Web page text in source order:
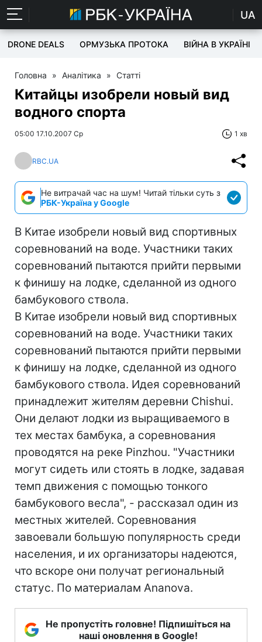
UA
DRONE DEALS ОРМУЗЬКА ПРОТОКА ВІЙНА В УКРАЇНІ
Головна » Аналітика » Статті
Китайцы изобрели новый вид
водного спорта
05:00 17.10.2007 Ср 1 хв
RBC.UA
Не витрачай час на шум! Читай тільки суть з
РБК-Україна у Google
В Китае изобрели новый вид спортивных
соревнований на воде. Участники таких
соревнований пытаются прийти первыми
к финишу на лодке, сделанной из одного
бамбукового ствола.
В Китае изобрели новый вид спортивных
соревнований на воде. Участники таких
соревнований пытаются прийти первыми
к финишу на лодке, сделанной из одного
бамбукового ствола. Идея соревнований
принадлежит жителям деревни Chishui.
Они делают лодки из выращиваемого в
тех местах бамбука, а соревнования
проводятся на реке Pinzhou. "Участники
могут сидеть или стоять в лодке, задавая
темп движения с помощью тонкого
бамбукового весла", - рассказал один из
местных жителей. Соревнования
завоевали большую популярность среди
населения, и их организаторы надеются,
что вскоре они получат региональный
статус. По материалам Ananova.
Не пропустіть головне! Підпишіться на
наші оновлення в Google!